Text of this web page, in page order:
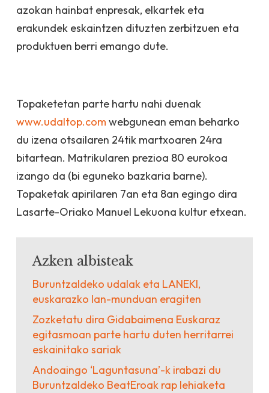
azokan hainbat enpresak, elkartek eta
erakundek eskaintzen dituzten zerbitzuen eta
produktuen berri emango dute.
Topaketetan parte hartu nahi duenak
www.udaltop.com webgunean eman beharko
du izena otsailaren 24tik martxoaren 24ra
bitartean. Matrikularen prezioa 80 eurokoa
izango da (bi eguneko bazkaria barne).
Topaketak apirilaren 7an eta 8an egingo dira
Lasarte-Oriako Manuel Lekuona kultur etxean.
Azken albisteak
Buruntzaldeko udalak eta LANEKI,
euskarazko lan-munduan eragiten
Zozketatu dira Gidabaimena Euskaraz
egitasmoan parte hartu duten herritarrei
eskainitako sariak
Andoaingo ‘Laguntasuna’-k irabazi du
Buruntzaldeko BeatEroak rap lehiaketa